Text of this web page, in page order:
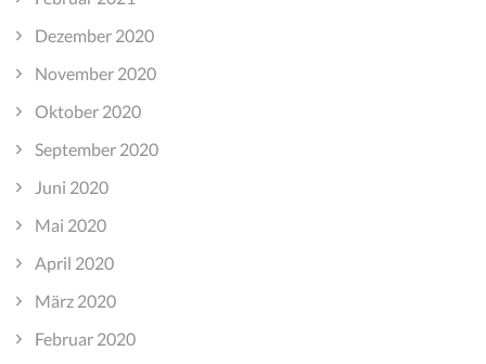
Dezember 2020
November 2020
Oktober 2020
September 2020
Juni 2020
Mai 2020
April 2020
März 2020
Februar 2020